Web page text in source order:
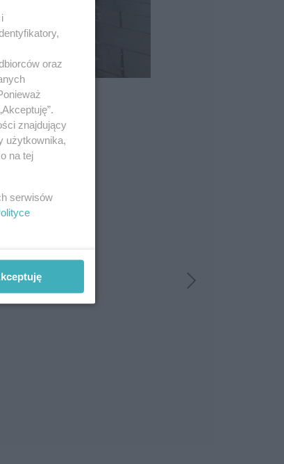
oraz
znajdujący
użytkownika,
na tej
serwisów